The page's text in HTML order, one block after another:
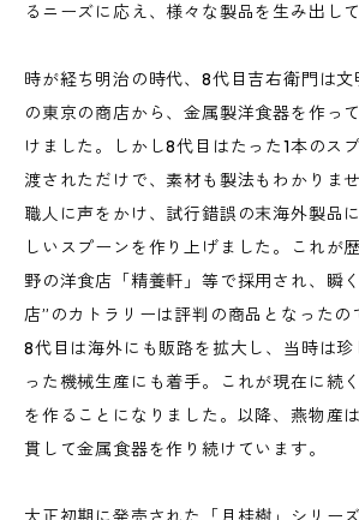
るニーズに応え、様々な製品を生み出し
時が経ち明治の時代、8代目吉右衛門は文
の東京の商店から、金属製洋食器を作っ
けました。しかし8代目はたった1本のス
渡されただけで、素材も製法もわかりま
職人に声をかけ、試行錯誤の末海外製品
しいスプーンを作り上げました。これが
野の洋食店「精養軒」等で採用され、瞬
店”のカトラリーは評判の商品となったの
8代目は海外にも販路を拡大し、当時は
った機械生産にも着手。これが現在に続
を作ることになりました。以降、燕物産
貫して金属食器を作り続けています。